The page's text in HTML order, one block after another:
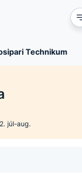
Technikum
júl-aug.